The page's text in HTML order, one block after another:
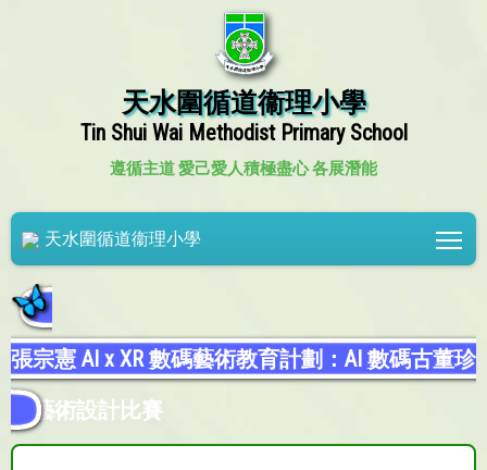
天水圍循道衞理小學
Tin Shui Wai Methodist Primary School
遵循主道 愛己愛人積極盡心 各展潛能
天水圍循道衞理小學
張宗憲 AI x XR 數碼藝術教育計劃：AI 數碼古董珍
玩藝術設計比賽